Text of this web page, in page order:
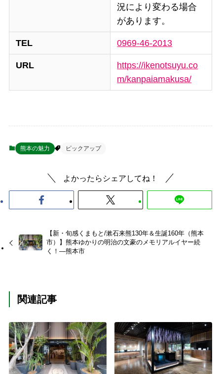
況により変わる場合
があります。
TEL 0969-46-2013
URL
https://ikenotsuyu.co
m/kanpaiamakusa/
熊本の魅力 ピックアップ
よかったらシェアしてね！
【新・旬感くまもと/漱石来熊130年＆生誕160年（熊本
市）】熊本ゆかりの明治の文豪のメモリアルイヤー続
く！―熊本市
関連記事